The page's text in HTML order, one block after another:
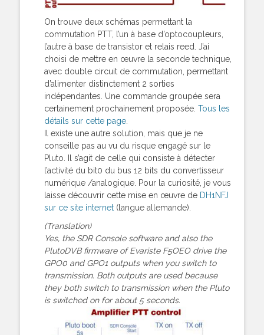
On trouve deux schémas permettant la
commutation PTT, l’un à base d’optocoupleurs,
l’autre à base de transistor et relais reed. J’ai
choisi de mettre en œuvre la seconde technique,
avec double circuit de commutation, permettant
d’alimenter distinctement 2 sorties
indépendantes. Une commande groupée sera
certainement prochainement proposée. Tous les
détails sur cette page.
Il existe une autre solution, mais que je ne
conseille pas au vu du risque engagé sur le
Pluto. Il s’agit de celle qui consiste à détecter
l’activité du bit0 du bus 12 bits du convertisseur
numérique /analogique. Pour la curiosité, je vous
laisse découvrir cette mise en œuvre de DH1NFJ
sur ce site internet (langue allemande).
(Translation)
Yes, the SDR Console software and also the
PlutoDVB firmware of Evariste F5OEO drive the
GPO0 and GPO1 outputs when you switch to
transmission. Both outputs are used because
they both switch to transmission when the Pluto
is switched on for about 5 seconds.